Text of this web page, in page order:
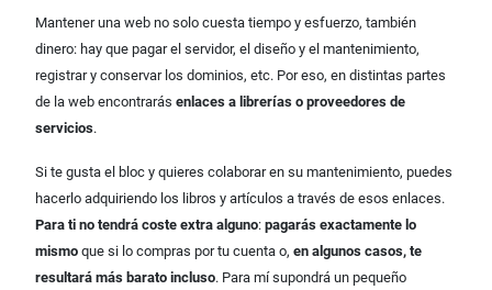
Mantener una web no solo cuesta tiempo y esfuerzo, también
dinero: hay que pagar el servidor, el diseño y el mantenimiento,
registrar y conservar los dominios, etc. Por eso, en distintas partes
de la web encontrarás enlaces a librerías o proveedores de
servicios.
Si te gusta el bloc y quieres colaborar en su mantenimiento, puedes
hacerlo adquiriendo los libros y artículos a través de esos enlaces.
Para ti no tendrá coste extra alguno: pagarás exactamente lo
mismo que si lo compras por tu cuenta o, en algunos casos, te
resultará más barato incluso. Para mí supondrá un pequeño